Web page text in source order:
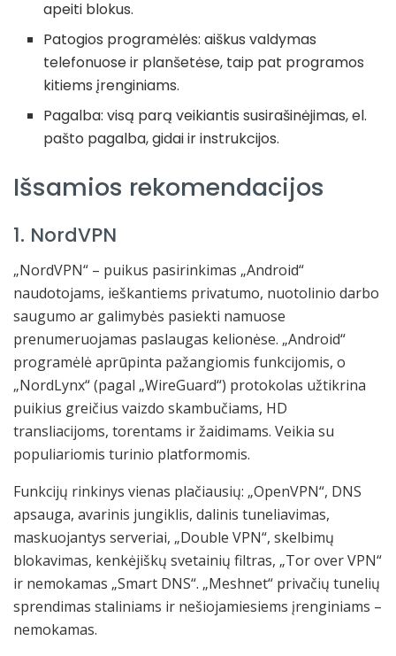
apeiti blokus.
Patogios programėlės: aiškus valdymas
telefonuose ir planšetėse, taip pat programos
kitiems įrenginiams.
Pagalba: visą parą veikiantis susirašinėjimas, el.
pašto pagalba, gidai ir instrukcijos.
Išsamios rekomendacijos
1. NordVPN
„NordVPN“ – puikus pasirinkimas „Android“
naudotojams, ieškantiems privatumo, nuotolinio darbo
saugumo ar galimybės pasiekti namuose
prenumeruojamas paslaugas kelionėse. „Android“
programėlė aprūpinta pažangiomis funkcijomis, o
„NordLynx“ (pagal „WireGuard“) protokolas užtikrina
puikius greičius vaizdo skambučiams, HD
transliacijoms, torentams ir žaidimams. Veikia su
populiariomis turinio platformomis.
Funkcijų rinkinys vienas plačiausių: „OpenVPN“, DNS
apsauga, avarinis jungiklis, dalinis tuneliavimas,
maskuojantys serveriai, „Double VPN“, skelbimų
blokavimas, kenkėjiškų svetainių filtras, „Tor over VPN“
ir nemokamas „Smart DNS“. „Meshnet“ privačių tunelių
sprendimas staliniams ir nešiojamiesiems įrenginiams –
nemokamas.